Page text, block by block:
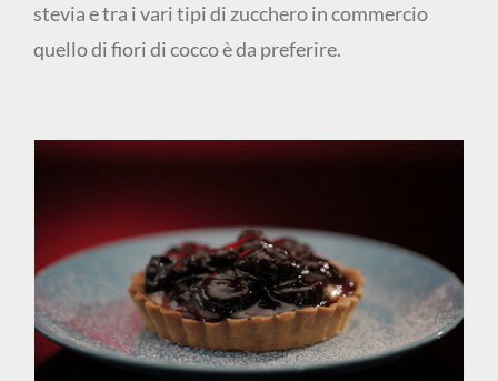
stevia e tra i vari tipi di zucchero in commercio
quello di fiori di cocco è da preferire.